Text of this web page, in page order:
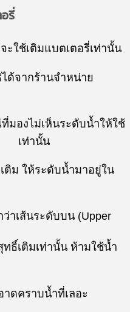
รี่
ะใช้เติมแบตเตอรี่เท่านั้น
ด้จากร้านจำหน่าย
มองไม่เห็นระดับน้ำให้ใช้
ท่านั้น
ติม ให้ระดับน้ำมาอยู่ใน
าเส้นระดับบน (Upper
ธิ์เติมเท่านั้น ห้ามใช้น้ำ
ดคราบน้ำที่เลอะ